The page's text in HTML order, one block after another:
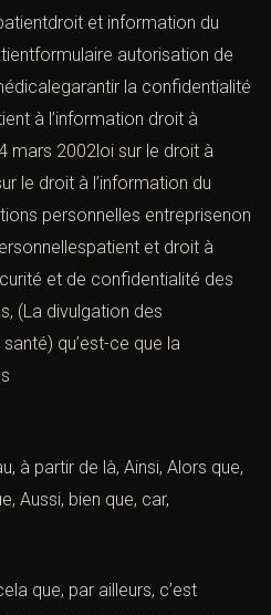
et information du
autorisation de
la confidentialité
à l’information droit à
mars 2002loi sur le droit à
le droit à l’information du
personnelles entreprisenon
et droit à
et de confidentialité des
divulgation des
qu’est-ce que la
à partir de là, Ainsi, Alors que,
Aussi, bien que, car,
que, par ailleurs, c’est